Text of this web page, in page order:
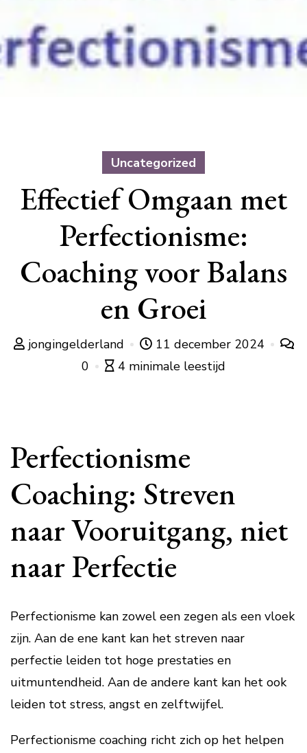
Uncategorized
Effectief Omgaan met
Perfectionisme:
Coaching voor Balans
en Groei
jongingelderland
11 december 2024
0
4 minimale leestijd
Perfectionisme
Coaching: Streven
naar Vooruitgang, niet
naar Perfectie
Perfectionisme kan zowel een zegen als een vloek
zijn. Aan de ene kant kan het streven naar
perfectie leiden tot hoge prestaties en
uitmuntendheid. Aan de andere kant kan het ook
leiden tot stress, angst en zelftwijfel.
Perfectionisme coaching richt zich op het helpen